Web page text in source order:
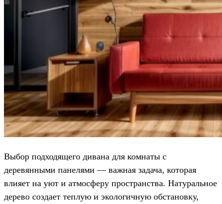
Выбор подходящего дивана для комнаты с
деревянными панелями — важная задача, которая
влияет на уют и атмосферу пространства. Натуральное
дерево создает теплую и экологичную обстановку,